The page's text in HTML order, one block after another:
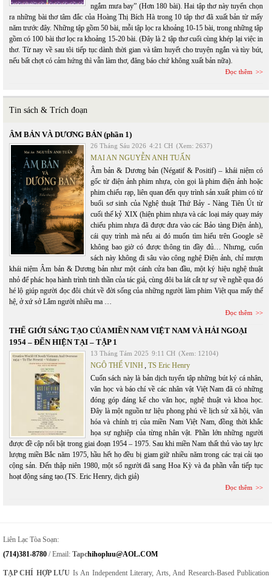
ngắm mưa bay” (Hơn 180 bài). Hai tập thơ này tuyển chọn
ra những bài thơ tâm đắc của Hoàng Thị Bích Hà trong 10 tập thơ đã xuất bản từ mấy
năm trước đây. Những tập gồm 50 bài, mỗi tập lọc ra khoảng 10-15 bài, trong những tập
gồm có 100 bài thơ lọc ra khoảng 15-20 bài. (Đây là 2 tập thơ cuối cùng khép lại việc in
thơ. Từ nay về sau tôi tiếp tục dành thời gian và tâm huyết cho truyện ngắn và tùy bút,
nếu bất chợt có cảm hứng thì vẫn làm thơ, đăng báo chứ không xuất bản nữa).
Đọc thêm
Tin sách & Trích đoạn
ÂM BẢN VÀ DƯƠNG BẢN (phần 1)
26 Tháng Sáu 2026 4:21 CH (Xem: 2637)
MAI AN NGUYỄN ANH TUẤN
Âm bản & Dương bản (Négatif & Positif) – khái niệm có
gốc từ điện ảnh phim nhựa, còn gọi là phim điện ảnh hoặc
phim chiếu rạp, liên quan đến quy trình sản xuất phim có từ
buổi sơ sinh của Nghệ thuật Thứ Bảy - Nàng Tiên Út từ
cuối thế kỷ XIX (hiện phim nhựa và các loại máy quay máy
chiếu phim nhựa đã được đưa vào các Bảo tàng Điện ảnh),
cái quy trình mà nếu ai đó muốn tìm hiểu trên Google sẽ
không bao giờ có được thông tin đầy đủ… Nhưng, cuốn
sách này không đi sâu vào công nghệ Điện ảnh, chỉ mượn
khái niệm Âm bản & Dương bản như một cánh cửa ban đầu, một ký hiệu nghệ thuật
nhỏ để phác họa hành trình tinh thần của tác giả, cùng đôi ba lát cắt tự sự về nghề qua đó
hé lộ giúp người đọc đôi chút về đời sống của những người làm phim Việt qua mấy thế
hệ, ở xứ sở Lắm người nhiều ma …
Đọc thêm
THẾ GIỚI SÁNG TẠO CỦA MIỀN NAM VIỆT NAM VÀ HẢI NGOẠI
1954 – ĐẾN HIỆN TẠI – TẬP 1
13 Tháng Tám 2025 9:11 CH (Xem: 12104)
NGÔ THẾ VINH, TS Eric Henry
Cuốn sách này là bản dịch tuyển tập những bút ký cá nhân,
văn học và báo chí về các nhân vật Việt Nam đã có những
đóng góp đáng kể cho văn học, nghệ thuật và khoa học.
Đây là một nguồn tư liệu phong phú về lịch sử xã hội, văn
hóa và chính trị của miền Nam Việt Nam, đồng thời khắc
họa sự nghiệp của từng nhân vật. Phần lớn những người
được đề cập nổi bật trong giai đoạn 1954 – 1975. Sau khi miền Nam thất thủ vào tay lực
lượng miền Bắc năm 1975, hầu hết họ đều bị giam giữ nhiều năm trong các trại cải tạo
cộng sản. Đến thập niên 1980, một số người đã sang Hoa Kỳ và đa phần vẫn tiếp tục
hoạt động sáng tạo.(TS. Eric Henry, dịch giả)
Đọc thêm
Liên Lạc Tòa Soạn:
(714)381-8780 / Email: TapcHihopluu@AOL.COM
TẠP CHÍ HỢP LƯU Is An Independent Literary, Arts, And Research-Based Publication